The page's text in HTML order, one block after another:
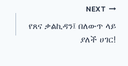
NEXT
የጸና ቃልኪዳን፤ በለውጥ ላይ
ያለች ሀገር!